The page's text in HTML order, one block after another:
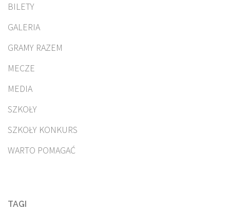
BILETY
GALERIA
GRAMY RAZEM
MECZE
MEDIA
SZKOŁY
SZKOŁY KONKURS
WARTO POMAGAĆ
TAGI